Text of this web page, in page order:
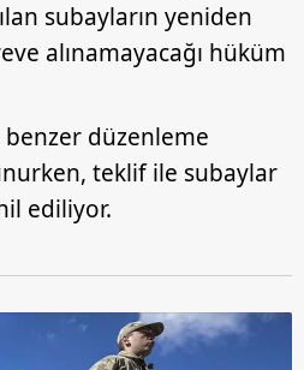
subayların yeniden
alınamayacağı hüküm
düzenleme
teklif ile subaylar
ediliyor.